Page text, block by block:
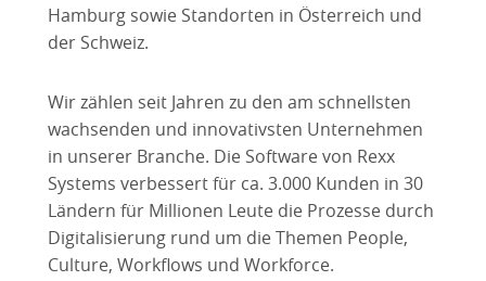
Hamburg sowie Standorten in Österreich und
der Schweiz.
Wir zählen seit Jahren zu den am schnellsten
wachsenden und innovativsten Unternehmen
in unserer Branche. Die Software von Rexx
Systems verbessert für ca. 3.000 Kunden in 30
Ländern für Millionen Leute die Prozesse durch
Digitalisierung rund um die Themen People,
Culture, Workflows und Workforce.